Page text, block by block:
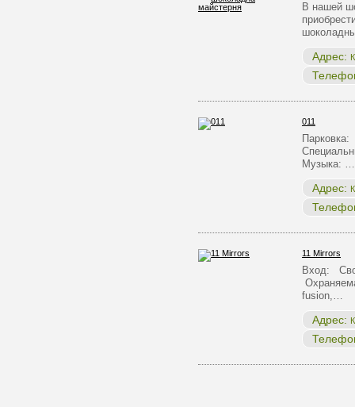
В нашей
Адрес:
011
Музыка: …
Адрес:
11 Mirrors
Вход:
fusion,…
Адрес: